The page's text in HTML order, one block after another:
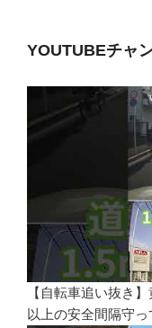
YOUTUBEチャ
【自転車追い抜き
以上の安全間隔守